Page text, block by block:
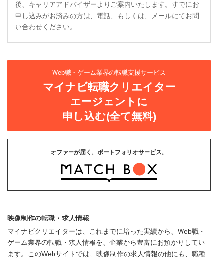
後、キャリアアドバイザーよりご案内いたします。すでにお
申し込みがお済みの方は、電話、もしくは、メールにてお問
い合わせください。
Web職・ゲーム業界の転職支援サービス
マイナビ転職クリエイター
エージェントに
申し込む(全て無料)
オファーが届く、ポートフォリオサービス。
映像制作の転職・求人情報
マイナビクリエイターは、これまでに培った実績から、Web職・
ゲーム業界の転職・求人情報を、企業から豊富にお預かりしてい
ます。このWebサイトでは、映像制作の求人情報の他にも、職種